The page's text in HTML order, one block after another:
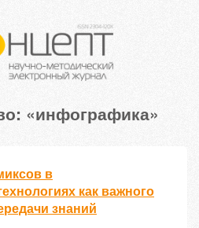
«инфографика»
в
как важного
знаний